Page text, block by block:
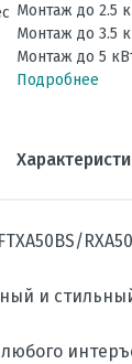
Монтаж до 2.5
Монтаж до 3.5
Монтаж до 5
Подробнее
и